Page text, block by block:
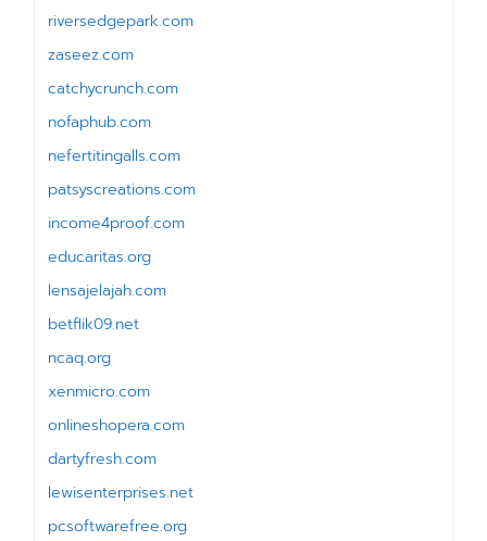
riversedgepark.com
zaseez.com
catchycrunch.com
nofaphub.com
nefertitingalls.com
patsyscreations.com
income4proof.com
educaritas.org
lensajelajah.com
betflik09.net
ncaq.org
xenmicro.com
onlineshopera.com
dartyfresh.com
lewisenterprises.net
pcsoftwarefree.org